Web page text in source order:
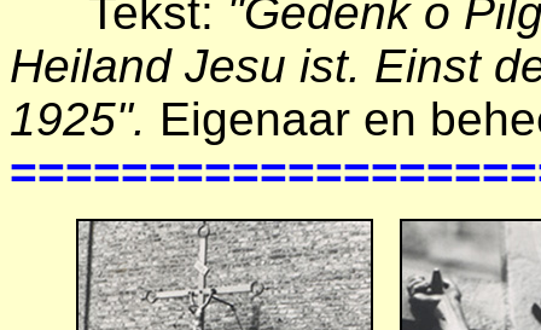
Tekst: "Gedenk o
Heiland Jesu ist. Einst
1925". Eigenaar en